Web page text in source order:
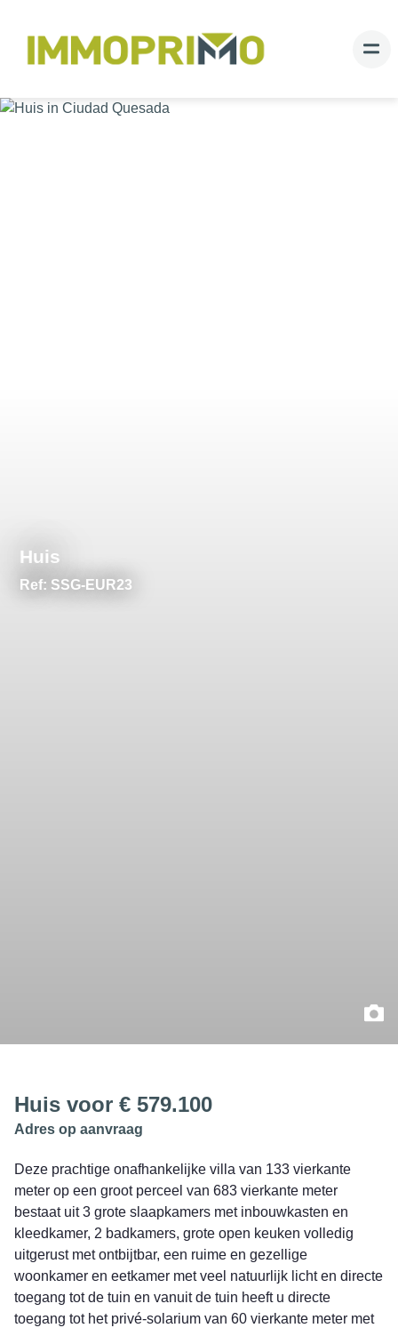
Huis
Ref: SSG-EUR23
Huis voor € 579.100
Adres op aanvraag
Deze prachtige onafhankelijke villa van 133 vierkante
meter op een groot perceel van 683 vierkante meter
bestaat uit 3 grote slaapkamers met inbouwkasten en
kleedkamer, 2 badkamers, grote open keuken volledig
uitgerust met ontbijtbar, een ruime en gezellige
woonkamer en eetkamer met veel natuurlijk licht en directe
toegang tot de tuin en vanuit de tuin heeft u directe
toegang tot het privé-solarium van 60 vierkante meter met